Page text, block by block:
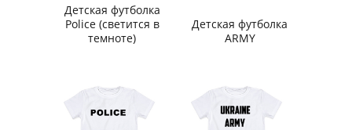
Детская футболка
Police (светится в
темноте)
Детская футболка
ARMY